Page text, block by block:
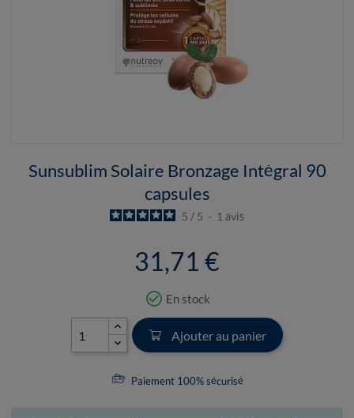
Sunsublim Solaire Bronzage Intégral 90
capsules
5 / 5 - 1 avis
31,71 €
check_circle_outline En stock
Ajouter au panier
Paiement 100% sécurisé